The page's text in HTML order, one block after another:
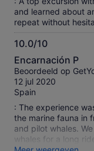
and learned about
repeat without
10.0/10
10.0
van
10
Encarnación P
Beoordeeld op
12 jul 2020
Spain
: The experience
the marine fauna in
and pilot whales.
whales for a long